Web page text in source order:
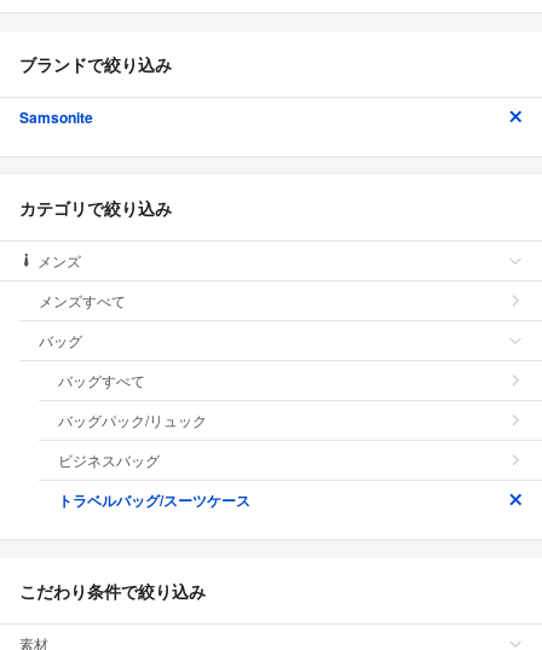
ブランドで絞り込み
Samsonite
カテゴリで絞り込み
メンズ
メンズすべて
バッグ
バッグすべて
バッグパック/リュック
ビジネスバッグ
トラベルバッグ/スーツケース
こだわり条件で絞り込み
素材